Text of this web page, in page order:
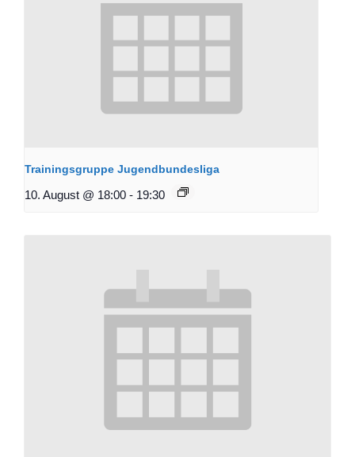
Trainingsgruppe Jugendbundesliga
10. August @ 18:00 - 19:30